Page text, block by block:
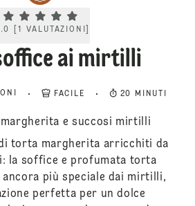
Current rating 5.0. Click to rate.
1 VALUTAZIONI
ai mirtilli
FACILE 20 MINUTI
e succosi mirtilli
torta margherita arricchiti da
la soffice e profumata torta
più speciale dai mirtilli,
perfetta per un dolce